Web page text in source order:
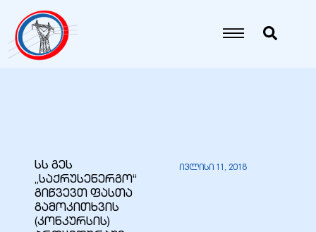
სს გეს
„საქრუსენერგო“
გიწვევთ ფასთა
გამოკითხვის
(კონკურსის)
ივლისი 11, 2018